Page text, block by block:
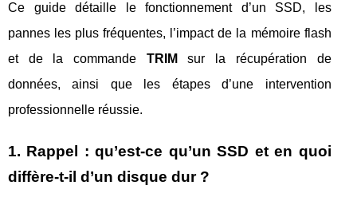
Ce guide détaille le fonctionnement d’un SSD, les
pannes les plus fréquentes, l’impact de la mémoire flash
et de la commande TRIM
sur la récupération de
données, ainsi que les étapes d’une intervention
professionnelle réussie.
1. Rappel : qu’est-ce qu’un SSD et en quoi
diffère-t-il d’un disque dur ?